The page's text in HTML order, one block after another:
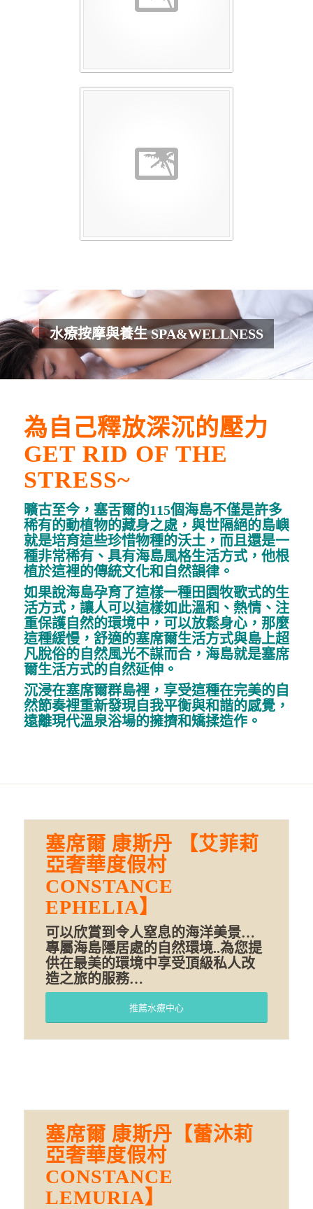
水療按摩與養生 SPA&WELLNESS
為自己釋放深沉的壓力
GET RID OF THE
STRESS~
曠古至今，塞舌爾的115個海島不僅是許多
稀有的動植物的藏身之處，與世隔絕的島嶼
就是培育這些珍惜物種的沃土，而且還是一
種非常稀有、具有海島風格生活方式，他根
植於這裡的傳統文化和自然韻律。
如果說海島孕育了這樣一種田園牧歌式的生
活方式，讓人可以這樣如此溫和、熱情、注
重保護自然的環境中，可以放鬆身心，那麼
這種緩慢，舒適的塞席爾生活方式與島上超
凡脫俗的自然風光不謀而合，海島就是塞席
爾生活方式的自然延伸。
沉浸在塞席爾群島裡，享受這種在完美的自
然節奏裡重新發現自我平衡與和諧的感覺，
遠離現代溫泉浴場的擁擠和矯揉造作。
塞席爾 康斯丹 【艾菲莉
亞奢華度假村
CONSTANCE
EPHELIA】
可以欣賞到令人窒息的海洋美景…
專屬海島隱居處的自然環境..為您提
供在最美的環境中享受頂級私人改
造之旅的服務…
推薦水療中心
塞席爾 康斯丹【蕾沐莉
亞奢華度假村
CONSTANCE
LEMURIA】